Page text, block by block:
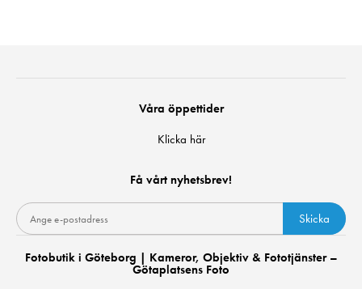
Våra öppettider
Klicka här
Få vårt nyhetsbrev!
Skicka
Fotobutik i Göteborg | Kameror, Objektiv & Fototjänster –
Götaplatsens Foto